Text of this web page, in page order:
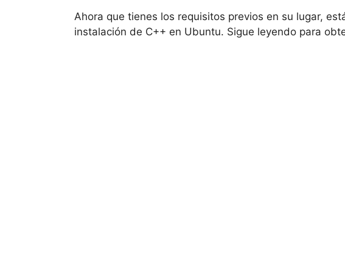
Ahora que tienes los requisitos previos en su lugar,
instalación de C++ en Ubuntu. Sigue leyendo para